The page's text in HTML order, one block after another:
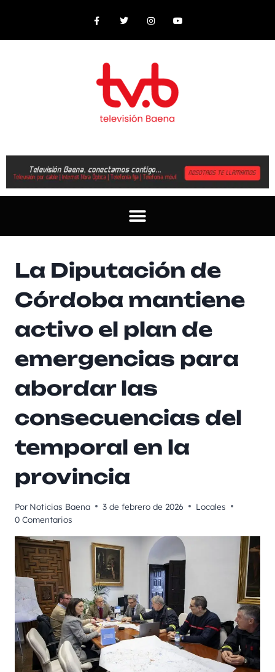
La Diputación de
Córdoba mantiene
activo el plan de
emergencias para
abordar las
consecuencias del
temporal en la
provincia
Por Noticias Baena 3 de febrero de 2026
Locales
0 Comentarios